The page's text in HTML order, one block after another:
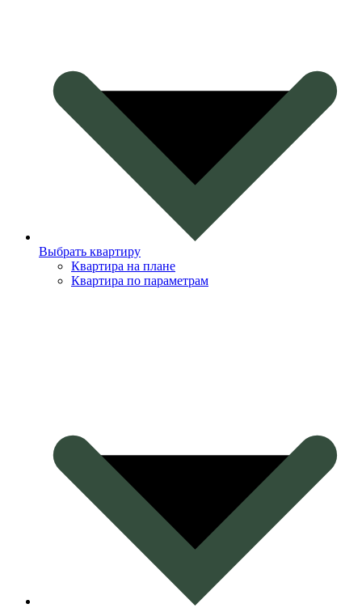
Выбрать квартиру
Квартира на плане
Квартира по параметрам